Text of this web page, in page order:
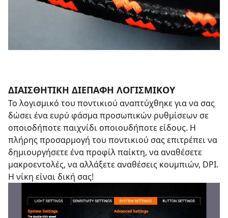
ΔΙΑΙΣΘΗΤΙΚΗ ΔΙΕΠΑΦΗ ΛΟΓΙΣΜΙΚΟΥ
Το λογισμικό του ποντικιού αναπτύχθηκε για να σας
δώσει ένα ευρύ φάσμα προσωπικών ρυθμίσεων σε
οποιοδήποτε παιχνίδι οποιουδήποτε είδους. Η
πλήρης προσαρμογή του ποντικιού σας επιτρέπει να
δημιουργήσετε ένα προφίλ παίκτη, να αναθέσετε
μακροεντολές, να αλλάξετε αναθέσεις κουμπιών, DPI.
Η νίκη είναι δική σας!